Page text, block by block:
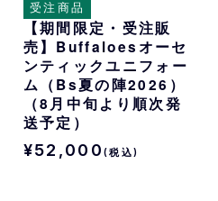
受注商品
【期間限定・受注販
売】Buffaloesオーセ
ンティックユニフォー
ム（Bs夏の陣2026）
（8月中旬より順次発
送予定）
¥52,000(税込)